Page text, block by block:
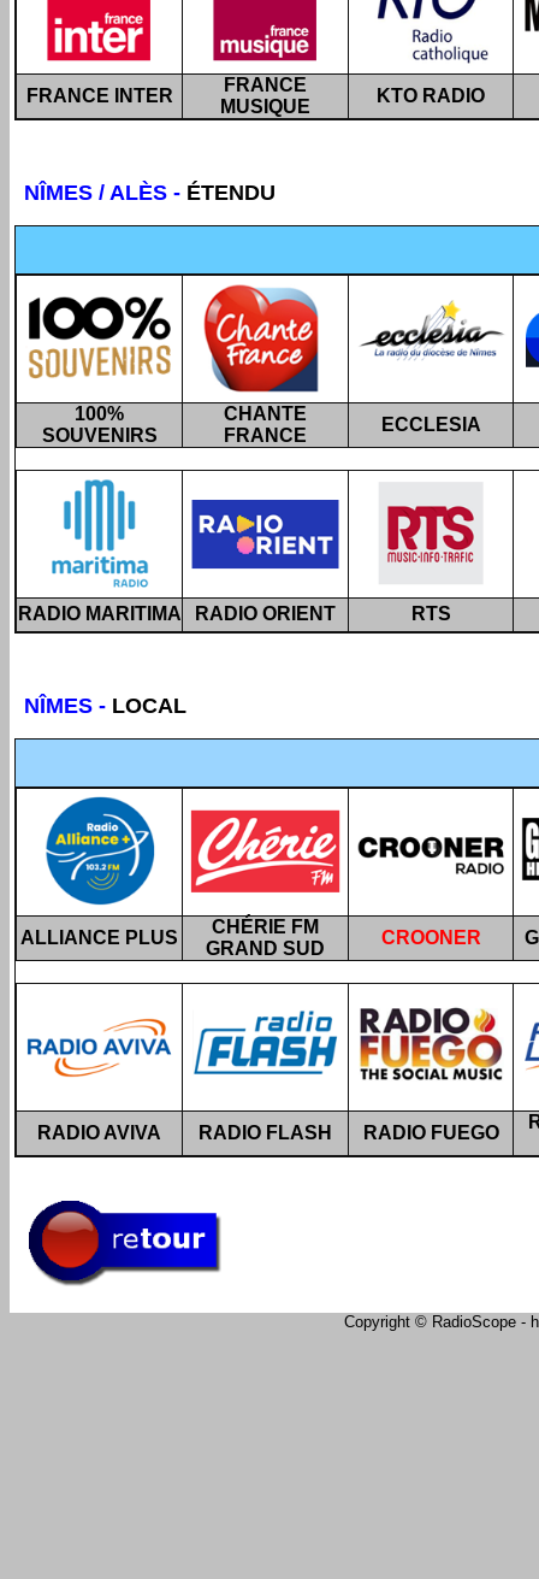
FRANCE INTER
FRANCE
MUSIQUE
KTO RADIO
NÎMES / ALÈS - ÉTENDU
100%
SOUVENIRS
CHANTE
FRANCE
ECCLESIA
RADIO MARITIMA RADIO ORIENT RTS
NÎMES - LOCAL
ALLIANCE PLUS
CHÉRIE FM
GRAND SUD
CROONER
RADIO AVIVA RADIO FLASH RADIO FUEGO
Copyright © RadioScope -